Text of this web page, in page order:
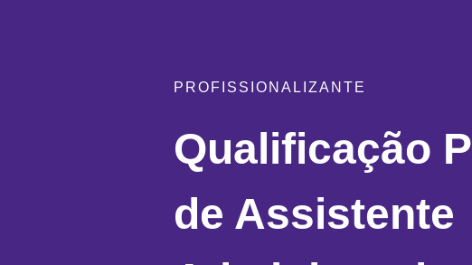
PROFISSIONALIZANTE
Qualificação
de Assistente